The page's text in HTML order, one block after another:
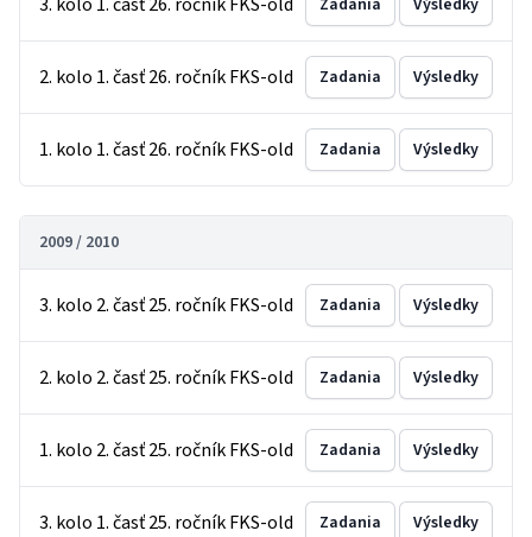
Zadania Výsledky
2. kolo 1. časť 26. ročník FKS-old Zadania Výsledky
1. kolo 1. časť 26. ročník FKS-old Zadania Výsledky
2009 / 2010
3. kolo 2. časť 25. ročník FKS-old Zadania Výsledky
2. kolo 2. časť 25. ročník FKS-old Zadania Výsledky
1. kolo 2. časť 25. ročník FKS-old Zadania Výsledky
3. kolo 1. časť 25. ročník FKS-old Zadania Výsledky